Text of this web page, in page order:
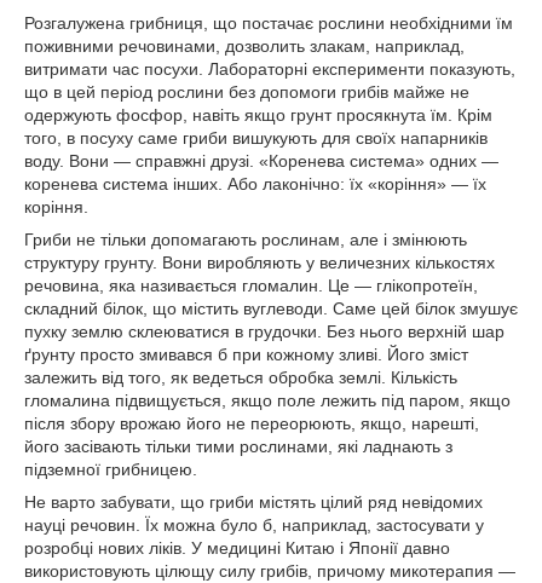
Розгалужена грибниця, що постачає рослини необхідними їм
поживними речовинами, дозволить злакам, наприклад,
витримати час посухи. Лабораторні експерименти показують,
що в цей період рослини без допомоги грибів майже не
одержують фосфор, навіть якщо грунт просякнута їм. Крім
того, в посуху саме гриби вишукують для своїх напарників
воду. Вони — справжні друзі. «Коренева система» одних —
коренева система інших. Або лаконічно: їх «коріння» — їх
коріння.
Гриби не тільки допомагають рослинам, але і змінюють
структуру грунту. Вони виробляють у величезних кількостях
речовина, яка називається гломалин. Це — глікопротеїн,
складний білок, що містить вуглеводи. Саме цей білок змушує
пухку землю склеюватися в грудочки. Без нього верхній шар
ґрунту просто змивався б при кожному зливі. Його зміст
залежить від того, як ведеться обробка землі. Кількість
гломалина підвищується, якщо поле лежить під паром, якщо
після збору врожаю його не переорюють, якщо, нарешті,
його засівають тільки тими рослинами, які ладнають з
підземної грибницею.
Не варто забувати, що гриби містять цілий ряд невідомих
науці речовин. Їх можна було б, наприклад, застосувати у
розробці нових ліків. У медицині Китаю і Японії давно
використовують цілющу силу грибів, причому микотерапия —